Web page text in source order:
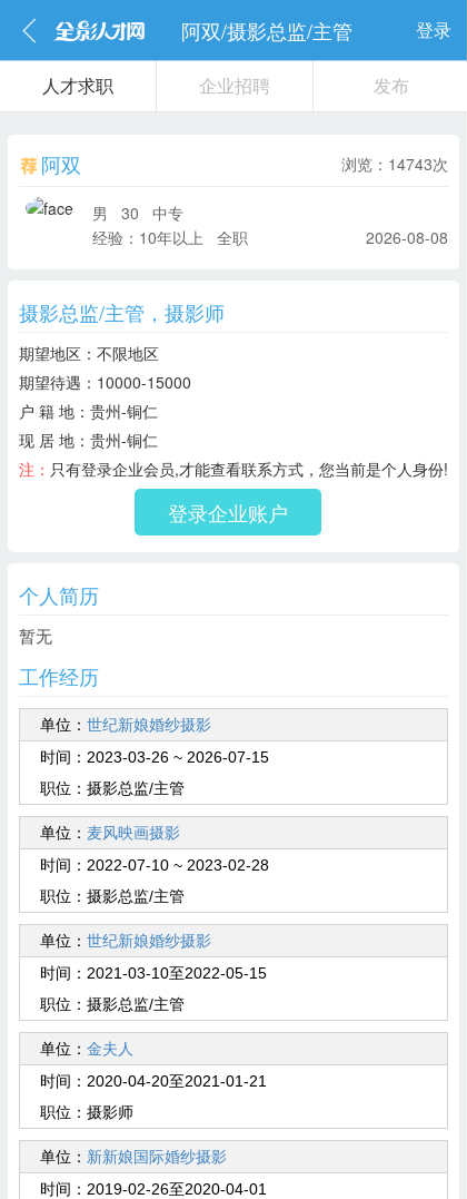
阿双/摄影总监/主管 登录
人才求职 企业招聘 发布
阿双 浏览：14743次
男 30 中专
经验：10年以上 全职
2026-08-08
摄影总监/主管，摄影师
期望地区： 不限地区
期望待遇： 10000-15000
户 籍 地： 贵州-铜仁
现 居 地： 贵州-铜仁
注： 只有登录企业会员,才能查看联系方式，您当前是个人身份!
登录企业账户
个人简历
暂无
工作经历
单位： 世纪新娘婚纱摄影
时间： 2023-03-26 ~ 2026-07-15
职位： 摄影总监/主管
单位： 麦风映画摄影
时间： 2022-07-10 ~ 2023-02-28
职位： 摄影总监/主管
单位： 世纪新娘婚纱摄影
时间： 2021-03-10至2022-05-15
职位： 摄影总监/主管
单位： 金夫人
时间： 2020-04-20至2021-01-21
职位： 摄影师
单位： 新新娘国际婚纱摄影
时间： 2019-02-26至2020-04-01